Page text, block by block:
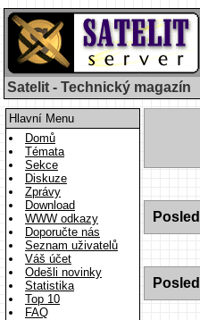
Satelit - Technický magazín
Hlavní Menu
Domů
Témata
Sekce
Diskuze
Zprávy
Download
WWW odkazy
Doporučte nás
Seznam uživatelů
Váš účet
Odešli novinky
Statistika
Top 10
FAQ